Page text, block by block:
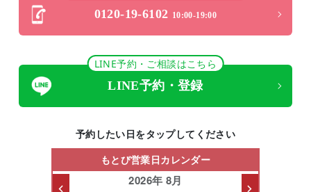
0120-19-6102 10:00-19:00
LINE予約・ご相談はこちら
LINE予約・登録
予約したい日をタップしてください
もとび営業日カレンダー
2026年 8月